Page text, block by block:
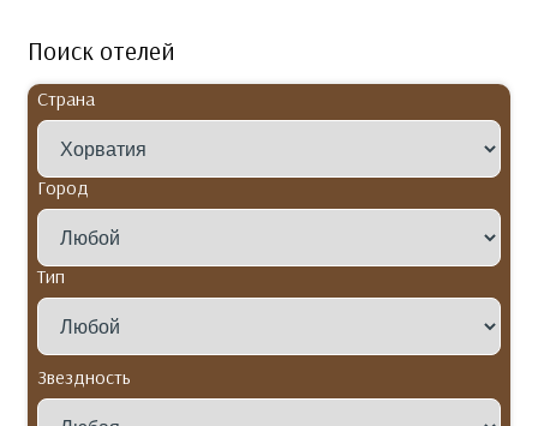
Поиск отелей
Страна
Город
Тип
Звездность